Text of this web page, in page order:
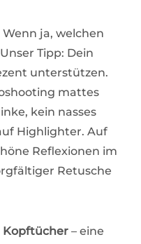
ja, welchen
Tipp: Dein
unterstützen.
mattes
kein nasses
Highlighter. Auf
Reflexionen im
Retusche
Kopftücher – eine